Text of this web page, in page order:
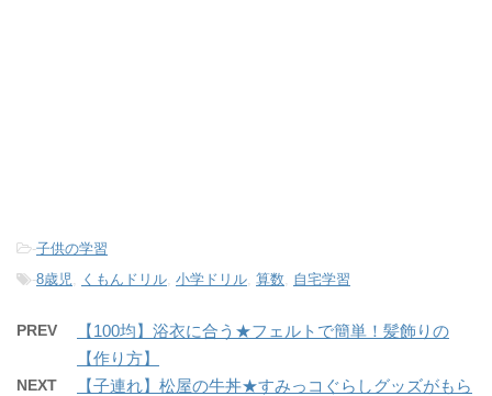
-子供の学習
-8歳児 くもんドリル 小学ドリル 算数 自宅学習
PREV
【100均】浴衣に合う★フェルトで簡単！髪飾りの
【作り方】
NEXT
【子連れ】松屋の牛丼★すみっコぐらしグッズがもら